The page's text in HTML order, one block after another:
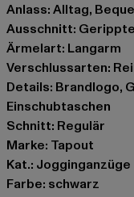
Anlass: Alltag,
Ausschnitt:
Ärmelart: Langarm
Verschlussarten:
Details: Brandlogo,
Einschubtaschen
Schnitt: Regulär
Marke: Tapout
Kat.: Jogginganzüge
Farbe: schwarz